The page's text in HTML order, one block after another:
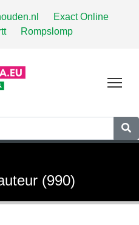
Exact Online
Rompslomp
(990)